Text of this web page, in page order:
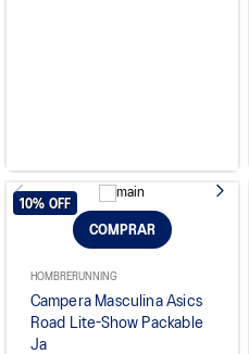
COMPRAR
HOMBRERUNNING
Campera Masculina Asics
Road Lite-Show Packable
Ja
10% OFF